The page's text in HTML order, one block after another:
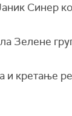
Синер
Зелене
кретање